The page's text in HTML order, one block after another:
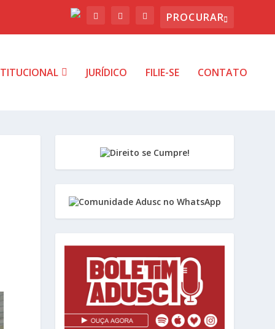
JURÍDICO FILIE-SE CONTATO